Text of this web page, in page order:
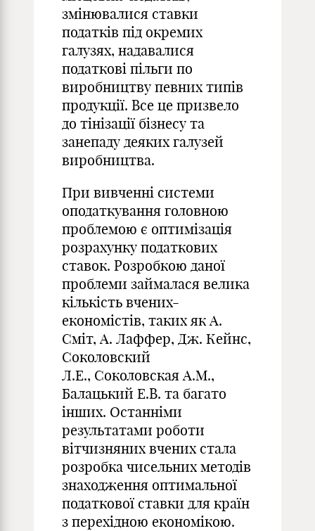
змінювалися ставки
податків під окремих
галузях, надавалися
податкові пільги по
виробництву певних типів
продукції. Все це призвело
до тінізації бізнесу та
занепаду деяких галузей
виробництва.
При вивченні системи
оподаткування головною
проблемою є оптимізація
розрахунку податкових
ставок. Розробкою даної
проблеми займалася велика
кількість вчених-
економістів, таких як А.
Сміт, А. Лаффер, Дж. Кейнс,
Соколовский
Л.Е., Соколовская А.М.,
Балацький Е.В. та багато
інших. Останніми
результатами роботи
вітчизняних вчених стала
розробка чисельних методів
знаходження оптимальної
податкової ставки для країн
з перехідною економікою.